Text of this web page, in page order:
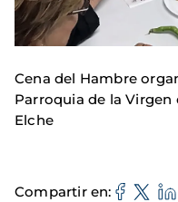
Cena del Hambre
Parroquia de la Virgen
Elche
Compartir en